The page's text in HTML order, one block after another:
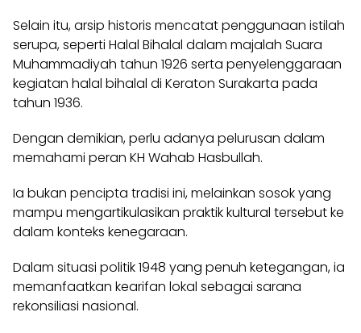
Selain itu, arsip historis mencatat penggunaan istilah
serupa, seperti Halal Bihalal dalam majalah Suara
Muhammadiyah tahun 1926 serta penyelenggaraan
kegiatan halal bihalal di Keraton Surakarta pada
tahun 1936.
Dengan demikian, perlu adanya pelurusan dalam
memahami peran KH Wahab Hasbullah.
Ia bukan pencipta tradisi ini, melainkan sosok yang
mampu mengartikulasikan praktik kultural tersebut ke
dalam konteks kenegaraan.
Dalam situasi politik 1948 yang penuh ketegangan, ia
memanfaatkan kearifan lokal sebagai sarana
rekonsiliasi nasional.